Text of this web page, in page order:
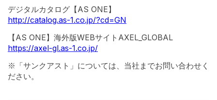
デジタルカタログ【AS ONE】
http://catalog.as-1.co.jp/?cd=GN
【AS ONE】海外版WEBサイトAXEL_GLOBAL
https://axel-gl.as-1.co.jp/
※「サンクアスト」については、当社までお問い合わせく
ださい。